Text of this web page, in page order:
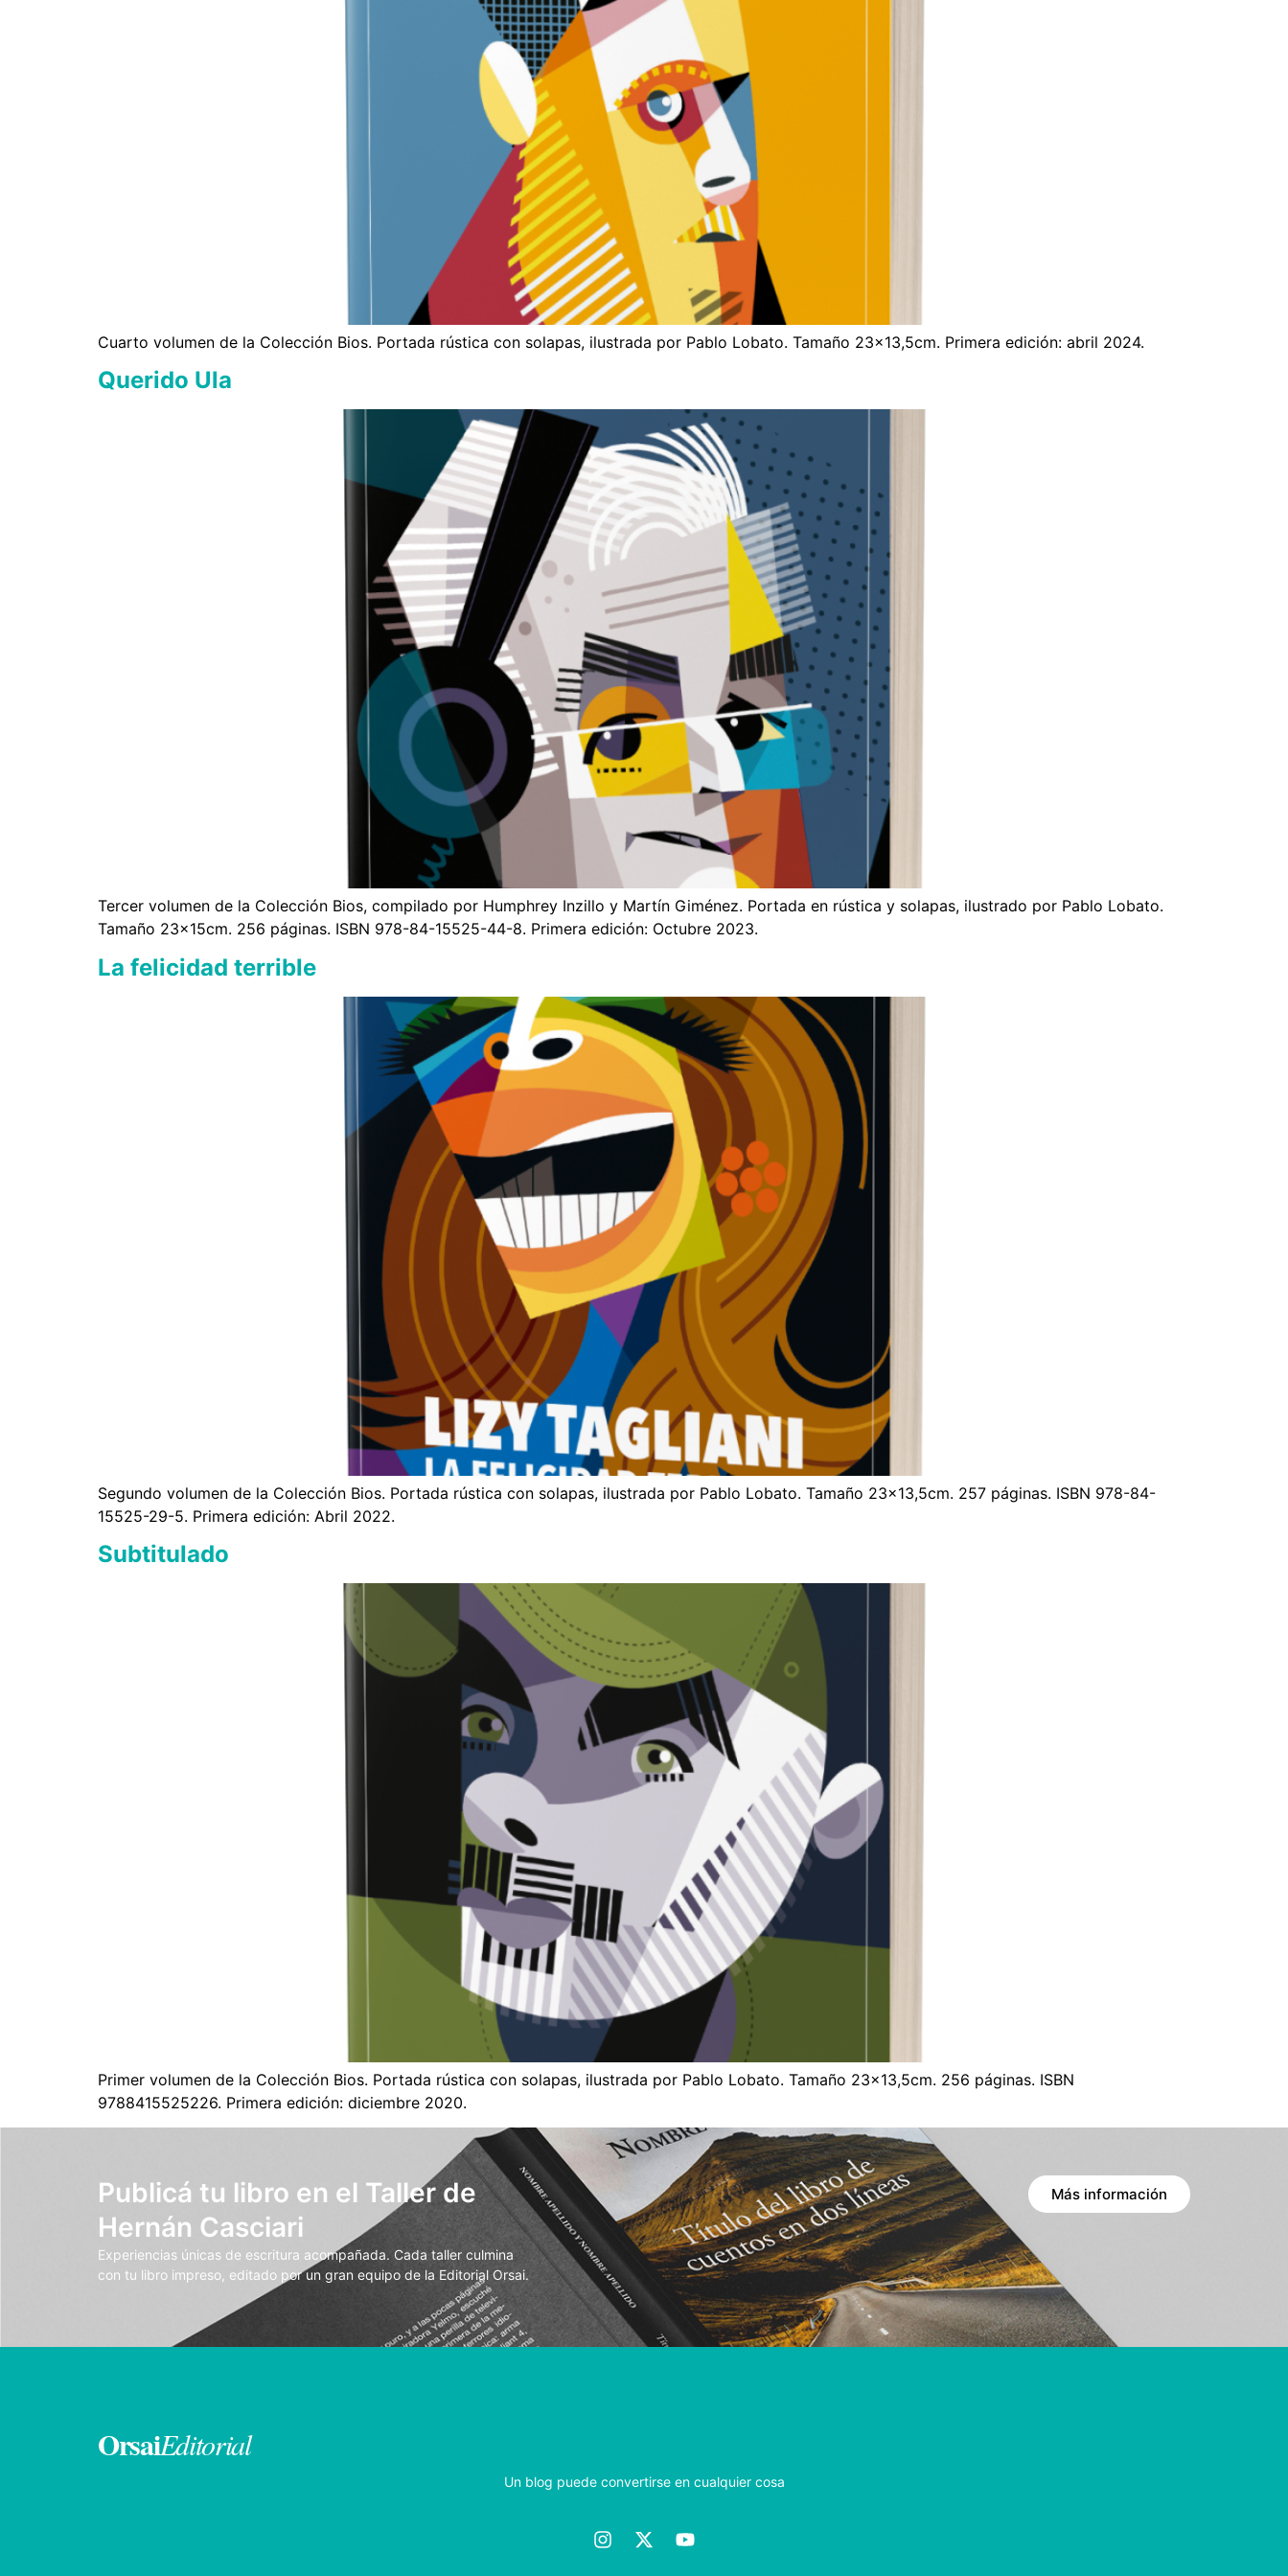
Cuarto volumen de la Colección Bios. Portada rústica con solapas, ilustrada por Pablo Lobato. Tamaño 23×13,5cm. Primera edición: abril 2024.
Querido Ula
Tercer volumen de la Colección Bios, compilado por Humphrey Inzillo y Martín Giménez. Portada en rústica y solapas, ilustrado por Pablo Lobato.
Tamaño 23x15cm. 256 páginas. ISBN 978-84-15525-44-8. Primera edición: Octubre 2023.
La felicidad terrible
Segundo volumen de la Colección Bios. Portada rústica con solapas, ilustrada por Pablo Lobato. Tamaño 23×13,5cm. 257 páginas. ISBN 978-84-
15525-29-5. Primera edición: Abril 2022.
Subtitulado
Primer volumen de la Colección Bios. Portada rústica con solapas, ilustrada por Pablo Lobato. Tamaño 23×13,5cm. 256 páginas. ISBN
9788415525226. Primera edición: diciembre 2020.
Publicá tu libro en el Taller de
Hernán Casciari
Experiencias únicas de escritura acompañada. Cada taller culmina
con tu libro impreso, editado por un gran equipo de la Editorial Orsai.
Más información
OrsaiEditorial
Un blog puede convertirse en cualquier cosa